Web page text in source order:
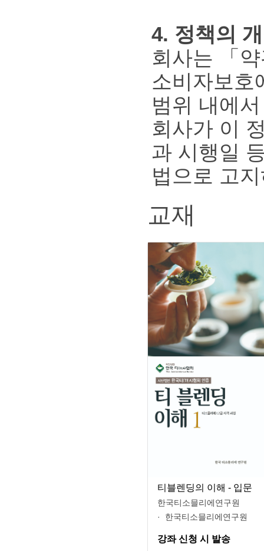
4. 정책의
회사는 「
소비자보호
범위 내에
회사가 이
과 시행일
법으로 고
교재
티블렌딩의 이해 - 입문
한국티소믈리에연구원
한국티소믈리에연구원
강좌 신청 시 발송